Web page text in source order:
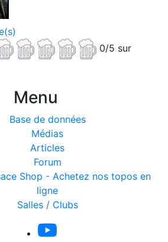
0/5 sur
Menu
Base de données
Médias
Articles
Forum
Shop - Achetez nos topos en
ligne
Salles / Clubs